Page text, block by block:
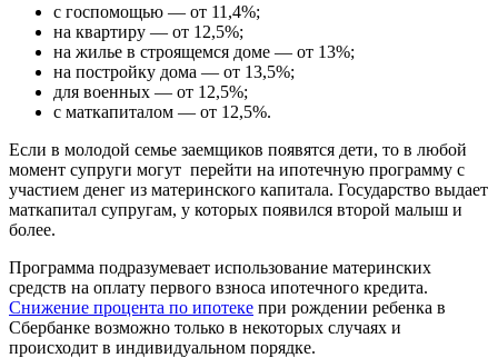
с госпомощью — от 11,4%;
на квартиру — от 12,5%;
на жилье в строящемся доме — от 13%;
на постройку дома — от 13,5%;
для военных — от 12,5%;
с маткапиталом — от 12,5%.
Если в молодой семье заемщиков появятся дети, то в любой
момент супруги могут перейти на ипотечную программу с
участием денег из материнского капитала. Государство выдает
маткапитал супругам, у которых появился второй малыш и
более.
Программа подразумевает использование материнских
средств на оплату первого взноса ипотечного кредита.
Снижение процента по ипотеке при рождении ребенка в
Сбербанке возможно только в некоторых случаях и
происходит в индивидуальном порядке.